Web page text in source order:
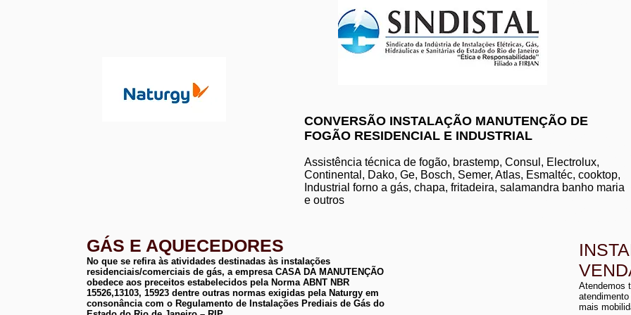
instalação de
conserto de aquecedor
manutenção de
instalação de
CONVERSÃO INSTALAÇÃO MANUTENÇÃO DE
FOGÃO RESIDENCIAL E INDUSTRIAL
Assistência técnica de fogão, brastemp, Consul, Electrolux,
Continental, Dako, Ge, Bosch, Semer, Atlas, Esmaltéc, cooktop,
Industrial forno a gás, chapa, fritadeira, salamandra banho maria
e outros
GÁS E AQUECEDORES
No que se refira às atividades destinadas às instalações
residenciais/comerciais de gás, a empresa CASA DA MANUTENÇÃO
obedece aos preceitos estabelecidos pela Norma ABNT NBR
15526,13103, 15923 dentre outras normas exigidas pela Naturgy em
consonância com o Regulamento de Instalações Prediais de Gás do
Atendemos
mais